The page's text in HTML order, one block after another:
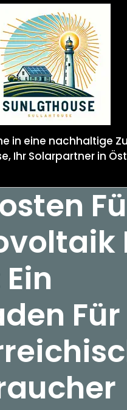
in eine nachhaltige
Ihr Solarpartner in
Für